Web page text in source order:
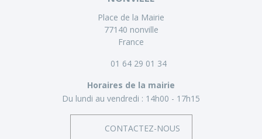
Place de la Mairie
77140 nonville
France
01 64 29 01 34
Horaires de la mairie
Du lundi au vendredi : 14h00 - 17h15
CONTACTEZ-NOUS